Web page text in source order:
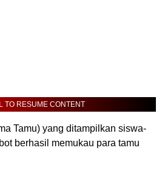
TO RESUME CONTENT
Tamu) yang ditampilkan siswa-
berhasil memukau para tamu